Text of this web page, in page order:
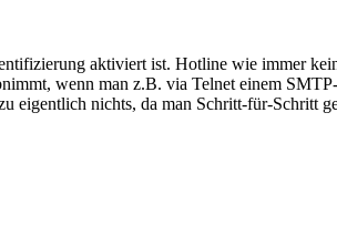
aktiviert ist. Hotline wie immer
wenn man z.B. via Telnet einem
eigentlich nichts, da man Schritt-für-Schritt